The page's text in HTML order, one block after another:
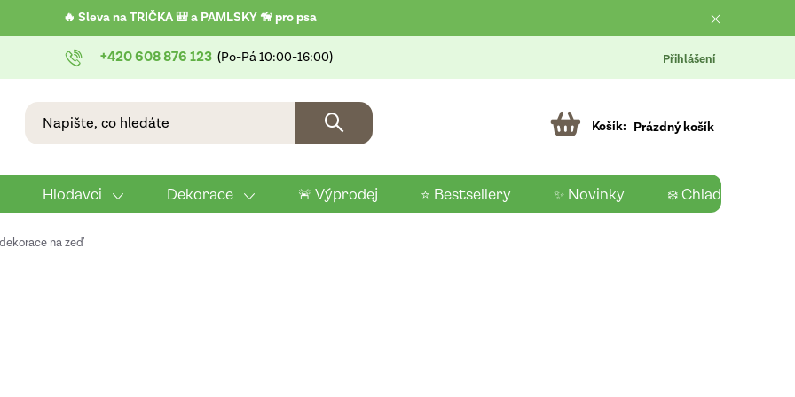
🔥 Sleva na TRIČKA 🎒 a PAMLSKY 🦮 pro psa
+420 608 876 123 Přihlášení
Prázdný košík
Hlodavci Dekorace 🚨 Výprodej ⭐ Bestsellery ✨ Novinky ❄️ Chladící
na zeď